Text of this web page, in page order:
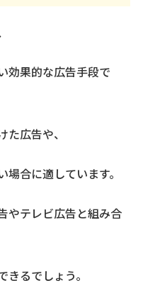
効果的な広告手段で
広告や、
合に適しています。
やテレビ広告と組み合
るでしょう。